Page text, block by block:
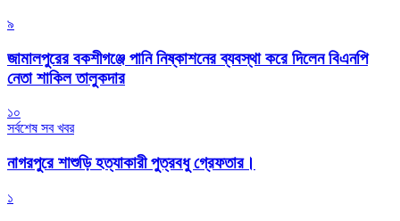
৯
জামালপুরের বকশীগঞ্জে পানি নিষ্কাশনের ব্যবস্থা করে দিলেন বিএনপি
নেতা শাকিল তালুকদার
১০
সর্বশেষ সব খবর
নাগরপুরে শাশুড়ি হত্যাকারী পুত্রবধু গ্রেফতার।
১